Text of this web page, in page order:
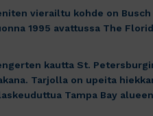
vierailtu kohde on
1995 avattussa The
kautta St.
Tarjolla on upeita
Tampa Bay